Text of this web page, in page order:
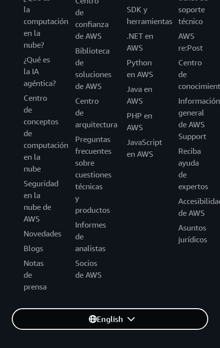
la
computación
en la
nube?
¿Qué es
la IA
agéntica?
Centro
de
conceptos
de
computación
en la
nube
Seguridad
en la
nube de
AWS
Novedades
Blogs
Notas
de
prensa
de
confianza
de AWS
Biblioteca
de
soluciones
de AWS
Centro
de
arquitectura
Preguntas
frecuentes
sobre
cuestiones
técnicas
y
productos
Informes
de
analistas
Socios
de AWS
SDK y
herramientas
.NET en
AWS
Python
en AWS
Java en
AWS
PHP en
AWS
JavaScript
en AWS
soporte
técnico
AWS
re:Post
Centro
de
Información
general
de AWS
Support
Reciba
ayuda
de
expertos
de AWS
Asuntos
jurídicos
English